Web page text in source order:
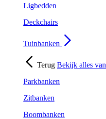
Ligbedden
Deckchairs
Tuinbanken
Terug Bekijk alles van
Parkbanken
Zitbanken
Boombanken